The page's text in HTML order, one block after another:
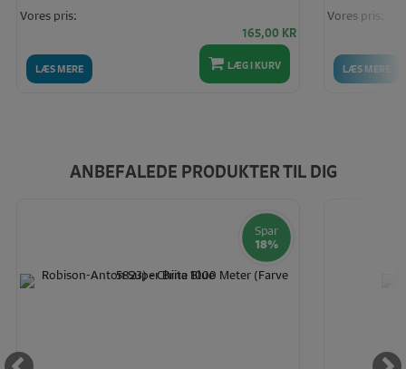
LÆS MERE
Vores pris:
165,00 KR
LÆG I KURV LÆS MERE
Vores pris:
ANBEFALEDE PRODUKTER TIL DIG
Spar
18%